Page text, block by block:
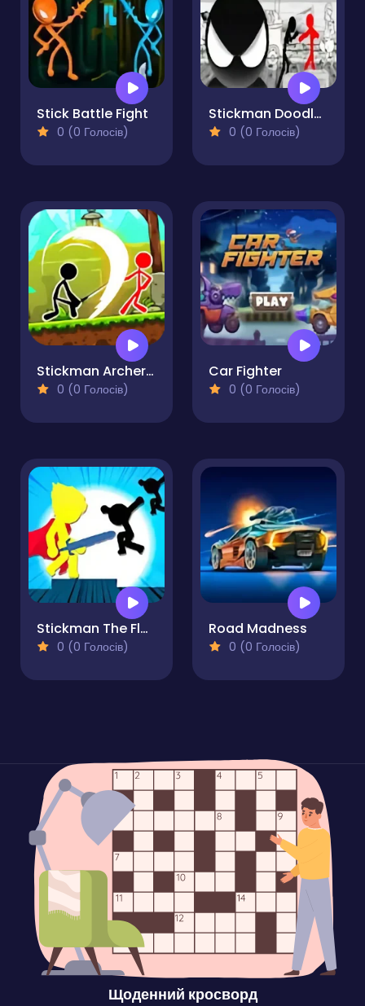
Stick Battle Fight
0 (0 Голосів)
Stickman Doodle Epic Rage
0 (0 Голосів)
Stickman Archero Fight
0 (0 Голосів)
Car Fighter
0 (0 Голосів)
Stickman The Flash
0 (0 Голосів)
Road Madness
0 (0 Голосів)
Щоденний кросворд